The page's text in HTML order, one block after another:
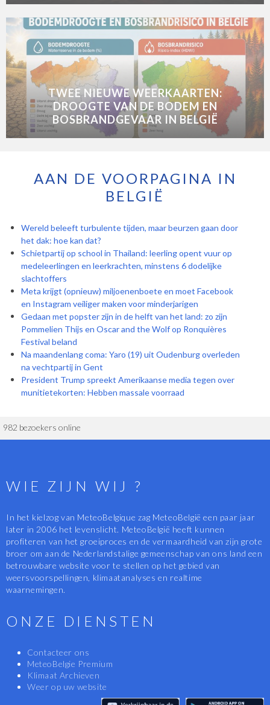
TWEE NIEUWE WEERKAARTEN:
DROOGTE VAN DE BODEM EN
BOSBRANDGEVAAR IN BELGIË
AAN DE VOORPAGINA IN
BELGIË
Wereld beleeft turbulente tijden, maar beurzen gaan door
het dak: hoe kan dat?
Schietpartij op school in Thailand: leerling opent vuur op
medeleerlingen en leerkrachten, minstens 6 dodelijke
slachtoffers
Meta krijgt (opnieuw) miljoenenboete en moet Facebook
en Instagram veiliger maken voor minderjarigen
Gedaan met popster zijn in de helft van het land: zo zijn
Pommelien Thijs en Oscar and the Wolf op Ronquières
Festival beland
Na maandenlang coma: Yaro (19) uit Oudenburg overleden
na vechtpartij in Gent
President Trump spreekt Amerikaanse media tegen over
munitietekorten: Hebben massale voorraad
982 bezoekers online
WIE ZIJN WIJ ?
In het kielzog van MeteoBelgique zag MeteoBelgië een paar jaar
later in 2006 het levenslicht. MeteoBelgië heeft kunnen
profiteren van het groeiproces en de vermaardheid van zijn grote
broer om aan de Nederlandstalige gemeenschap van ons land een
betrouwbare website voor te stellen op het gebied van
weersvoorspellingen, klimaatanalyses en realtime
waarnemingen.
ONZE DIENSTEN
Contacteer ons
MeteoBelgie Premium
Klimaat Archieven
Weer op uw website